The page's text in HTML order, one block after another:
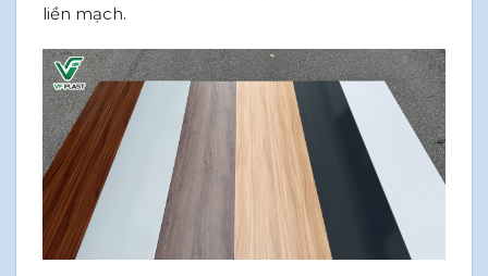
liền mạch.